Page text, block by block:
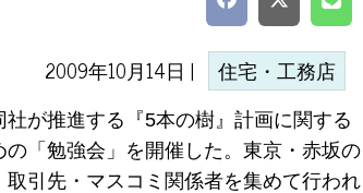
2009年10月14日 | 住宅・工務店
が推進する『5本の樹』計画に関する
の「勉強会」を開催した。東京・赤坂の
取引先・マスコミ関係者を集めて行われ